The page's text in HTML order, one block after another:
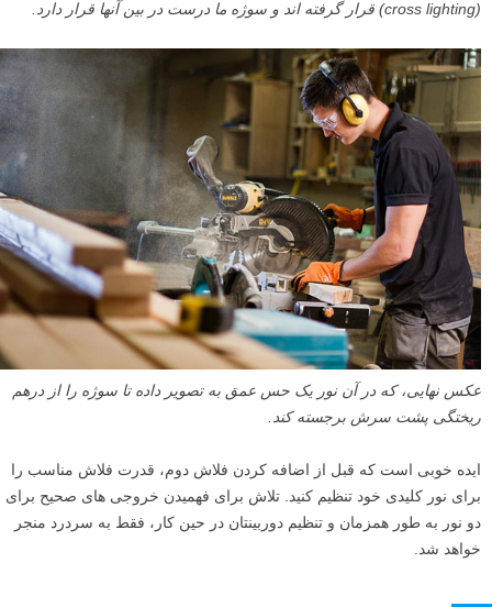
(cross lighting) قرار گرفته اند و سوژه ما درست در بین آنها قرار دارد.
عکس نهایی، که در آن نور یک حس عمق به تصویر داده تا سوژه را از درهم
ریختگی پشت سرش برجسته کند.
ایده خوبی است که قبل از اضافه کردن فلاش دوم، قدرت فلاش مناسب را
برای نور کلیدی خود تنظیم کنید. تلاش برای فهمیدن خروجی های صحیح برای
دو نور به طور همزمان و تنظیم دوربینتان در حین کار، فقط به سردرد منجر
خواهد شد.